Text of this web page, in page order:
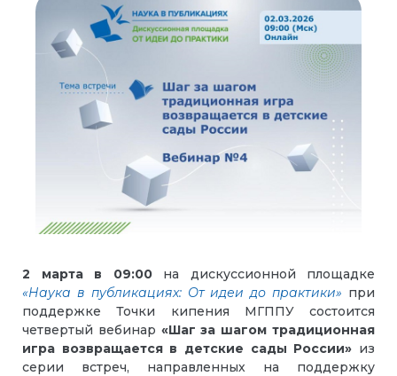
2 марта в 09:00на дискуссионной площадке
«Наука в публикациях: От идеи до практики» при
поддержке Точки кипения МГППУ состоится
четвертый вебинар «Шаг за шагом традиционная
игра возвращается в детские сады России» из
серии встреч, направленных на поддержку